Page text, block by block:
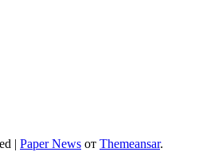
| Paper News от Themeansar.